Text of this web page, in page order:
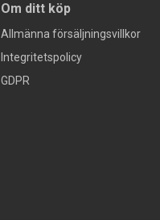
Om ditt köp
Allmänna försäljningsvillkor
Integritetspolicy
GDPR